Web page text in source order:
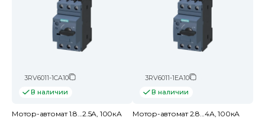
3RV6011-1CA10
В наличии
Мотор-автомат 1.8...2.5А, 100кА
3RV6011-1EA10
В наличии
Мотор-автомат 2.8...4А, 100кА